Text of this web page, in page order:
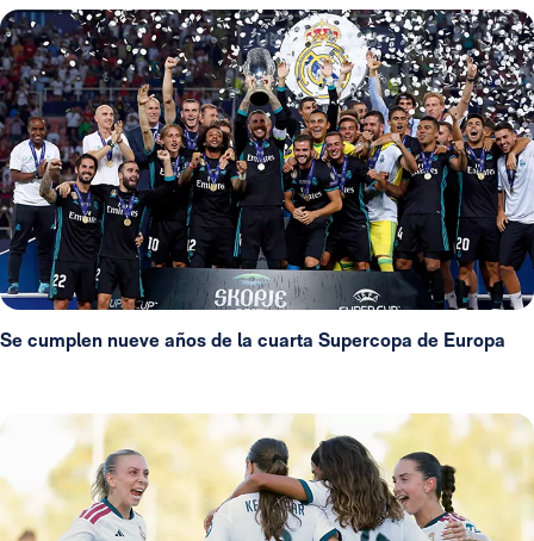
Se cumplen nueve años de la cuarta Supercopa de Europa